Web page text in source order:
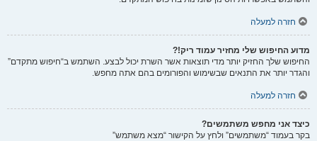
חזרה למעלה
מדוע החיפוש שלי מחזיר עמוד ריק!?
החיפוש שלך החזיק יותר מדי תוצאות אשר השרת יכול לבצע. השתמש ב“חיפוש מתקדם”
והגדר יותר את התנאים שבשימוש והפורומים בהם אתה מחפש.
חזרה למעלה
כיצד אני מחפש משתמשים?
בקר בעמוד “משתמשים” ולחץ על הקישור “מצא משתמש”